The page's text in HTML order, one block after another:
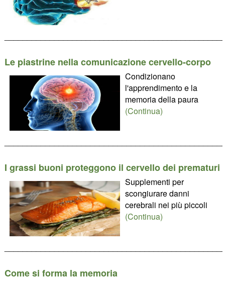
Le piastrine nella comunicazione cervello-corpo
Condizionano
l'apprendimento e la
memoria della paura
(Continua)
I grassi buoni proteggono il cervello dei prematuri
Supplementi per
scongiurare danni
cerebrali nei più piccoli
(Continua)
Come si forma la memoria